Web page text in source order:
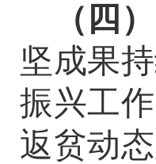
（ 四
坚成果
振兴工作
返贫动态